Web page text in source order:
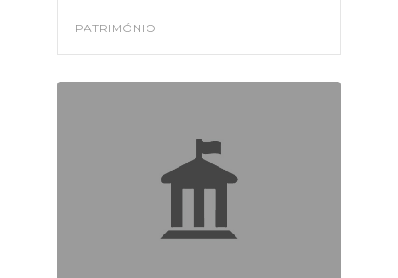
PATRIMÓNIO